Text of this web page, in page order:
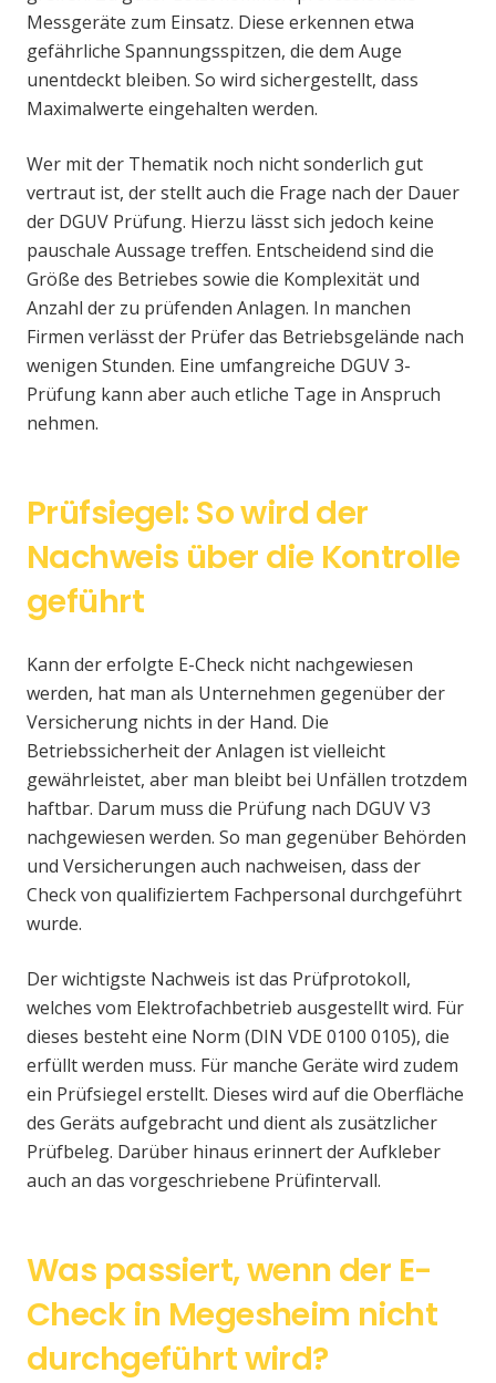
Messgeräte zum Einsatz. Diese erkennen etwa
gefährliche Spannungsspitzen, die dem Auge
unentdeckt bleiben. So wird sichergestellt, dass
Maximalwerte eingehalten werden.
Wer mit der Thematik noch nicht sonderlich gut
vertraut ist, der stellt auch die Frage nach der Dauer
der DGUV Prüfung. Hierzu lässt sich jedoch keine
pauschale Aussage treffen. Entscheidend sind die
Größe des Betriebes sowie die Komplexität und
Anzahl der zu prüfenden Anlagen. In manchen
Firmen verlässt der Prüfer das Betriebsgelände nach
wenigen Stunden. Eine umfangreiche DGUV 3-
Prüfung kann aber auch etliche Tage in Anspruch
nehmen.
Prüfsiegel: So wird der
Nachweis über die Kontrolle
geführt
Kann der erfolgte E-Check nicht nachgewiesen
werden, hat man als Unternehmen gegenüber der
Versicherung nichts in der Hand. Die
Betriebssicherheit der Anlagen ist vielleicht
gewährleistet, aber man bleibt bei Unfällen trotzdem
haftbar. Darum muss die Prüfung nach DGUV V3
nachgewiesen werden. So man gegenüber Behörden
und Versicherungen auch nachweisen, dass der
Check von qualifiziertem Fachpersonal durchgeführt
wurde.
Der wichtigste Nachweis ist das Prüfprotokoll,
welches vom Elektrofachbetrieb ausgestellt wird. Für
dieses besteht eine Norm (DIN VDE 0100 0105), die
erfüllt werden muss. Für manche Geräte wird zudem
ein Prüfsiegel erstellt. Dieses wird auf die Oberfläche
des Geräts aufgebracht und dient als zusätzlicher
Prüfbeleg. Darüber hinaus erinnert der Aufkleber
auch an das vorgeschriebene Prüfintervall.
Was passiert, wenn der E-
Check in Megesheim nicht
durchgeführt wird?